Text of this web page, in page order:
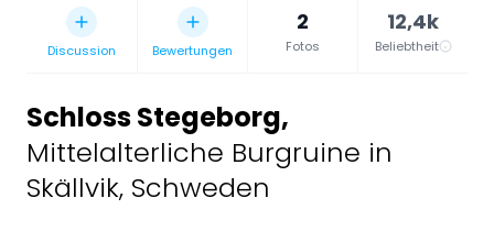
Discussion Bewertungen
2
Fotos
12,4k
Beliebtheit
Schloss Stegeborg,
Mittelalterliche Burgruine in
Skällvik, Schweden